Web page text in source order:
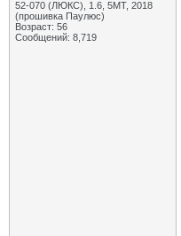
52-070 (ЛЮКС), 1.6, 5МТ, 2018
(прошивка Паулюс)
Возраст: 56
Сообщений: 8,719